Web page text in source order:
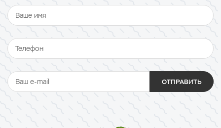
ОТПРАВИТЬ